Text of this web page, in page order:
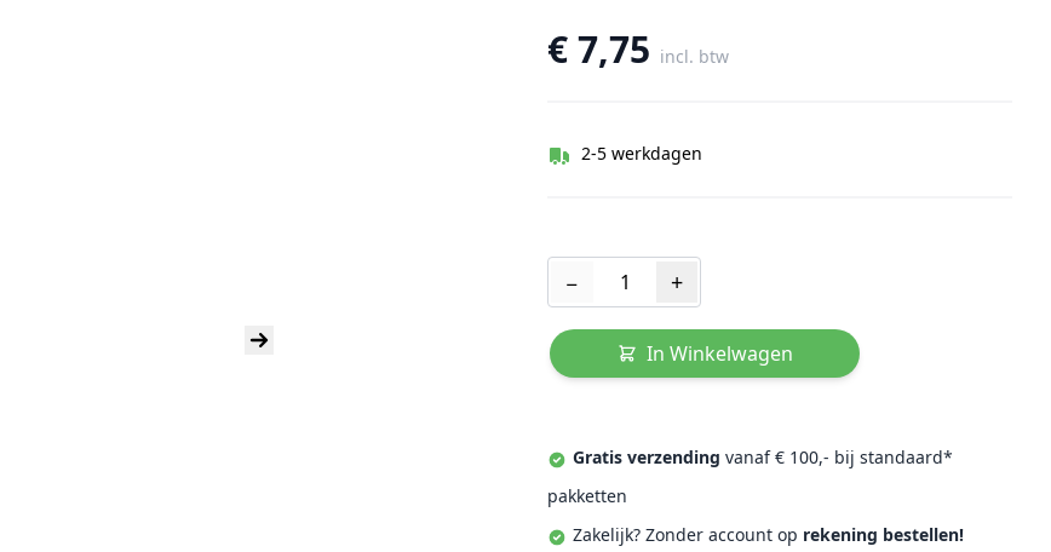
€ 7,75 incl. btw
2-5 werkdagen
− +
In Winkelwagen
Gratis verzending vanaf € 100,- bij standaard*
pakketten
Zakelijk? Zonder account op rekening bestellen!